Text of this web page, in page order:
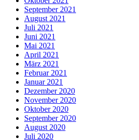
September 2021
August 2021
Juli 2021
Juni 2021
Mai 2021
April 2021
März 2021
Februar 2021
Januar 2021
Dezember 2020
November 2020
Oktober 2020
September 2020
August 2020
Juli 2020